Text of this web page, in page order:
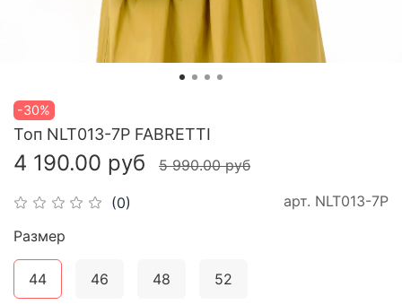
-30%
(0) арт. NLT013-7P
Топ NLT013-7P FABRETTI
4 190.00 руб 5 990.00 руб
Размер
44 46 48 52